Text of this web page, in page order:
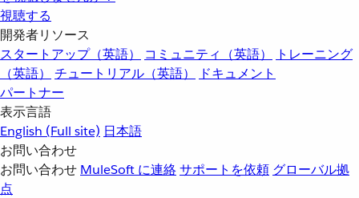
視聴する
開発者リソース
スタートアップ（英語）
コミュニティ（英語）
トレーニング
（英語）
チュートリアル（英語）
ドキュメント
パートナー
表示言語
English (Full site) 日本語
お問い合わせ
お問い合わせ MuleSoft に連絡サポートを依頼 グローバル拠
点